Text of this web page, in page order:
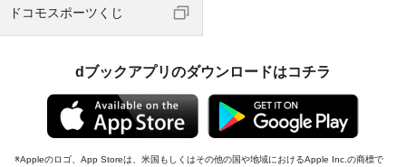
ドコモスポーツくじ
dブックアプリのダウンロードはコチラ
Appleのロゴ、App Storeは、米国もしくはその他の国や地域におけるApple Inc.の商標で